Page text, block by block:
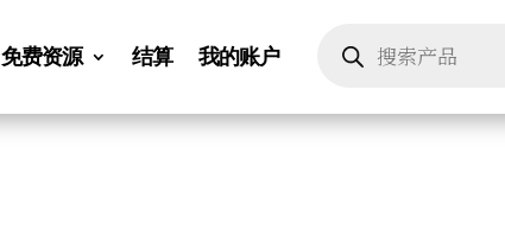
免费资源 结算 我的账户 search